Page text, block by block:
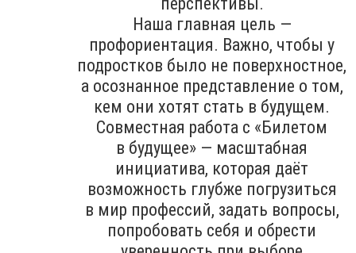
Наша главная цель —
профориентация. Важно, чтобы у
подростков было не поверхностное,
а осознанное представление о том,
кем они хотят стать в будущем.
Совместная работа с «Билетом
в будущее» — масштабная
инициатива, которая даёт
возможность глубже погрузиться
в мир профессий, задать вопросы,
попробовать себя и обрести